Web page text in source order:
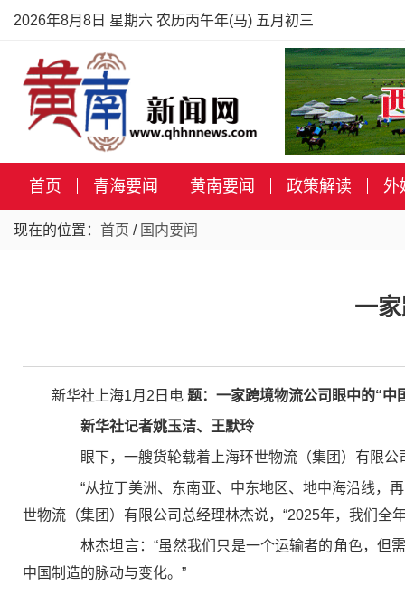
2026年8月8日 星期六 农历丙午年(马) 五月初三
首页 青海要闻 黄南要闻 政策解读 外
现在的位置： 首页 / 国内要闻
一
新华社上海1月2日电 题：一家跨境物流公司眼中的“中
新华社记者姚玉洁、王默玲
眼下，一艘货轮载着上海环世物流（集团）有限公
“从拉丁美洲、东南亚、中东地区、地中海沿线，再
世物流（集团）有限公司总经理林杰说，“2025年，我们全
林杰坦言：“虽然我们只是一个运输者的角色，但需
中国制造的脉动与变化。”